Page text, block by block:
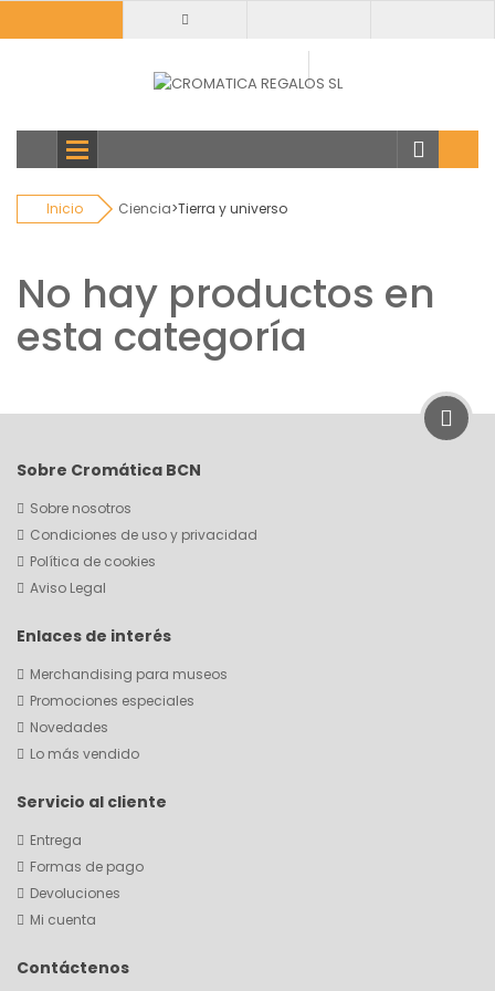
categorias
Inicio Ciencia>Tierra y universo
No hay productos en
esta categoría
Sobre Cromática BCN
Sobre nosotros
Condiciones de uso y privacidad
Política de cookies
Aviso Legal
Enlaces de interés
Merchandising para museos
Promociones especiales
Novedades
Lo más vendido
Servicio al cliente
Entrega
Formas de pago
Devoluciones
Mi cuenta
Contáctenos